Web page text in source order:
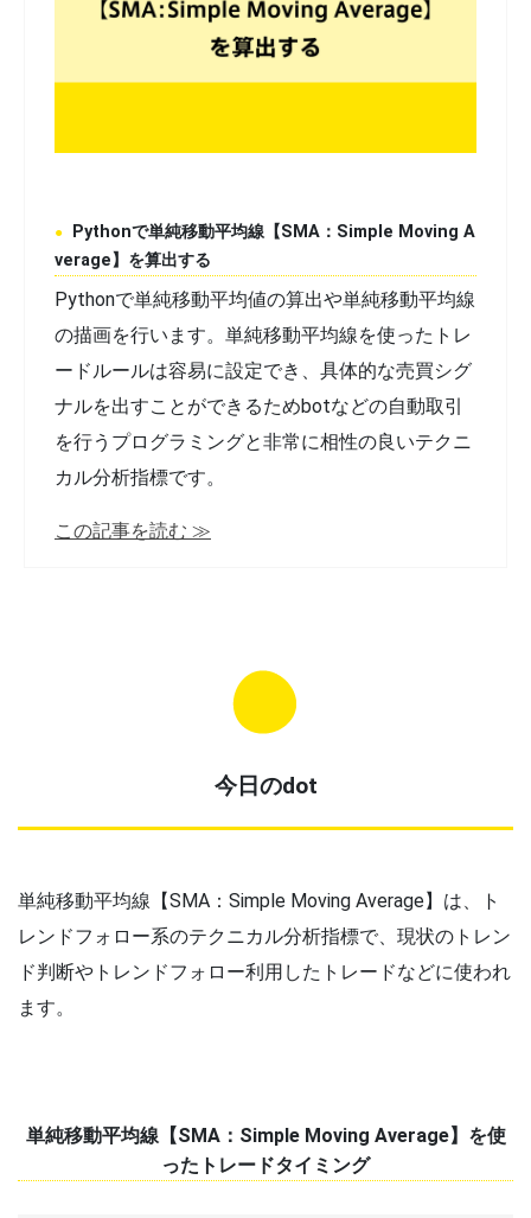
Pythonで単純移動平均線【SMA：Simple Moving A
verage】を算出する
Pythonで単純移動平均値の算出や単純移動平均線
の描画を行います。単純移動平均線を使ったトレ
ードルールは容易に設定でき、具体的な売買シグ
ナルを出すことができるためbotなどの自動取引
を行うプログラミングと非常に相性の良いテクニ
カル分析指標です。
この記事を読む ≫
今日のdot
単純移動平均線【SMA：Simple Moving Average】は、ト
レンドフォロー系のテクニカル分析指標で、現状のトレン
ド判断やトレンドフォロー利用したトレードなどに使われ
ます。
単純移動平均線【SMA：Simple Moving Average】を使
ったトレードタイミング